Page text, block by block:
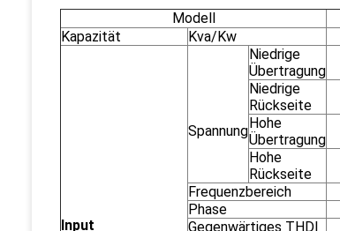
Modell
Kapazität
Kva/Kw
Input
Spannung
Niedrige
Übertragung
Niedrige
Rückseite
Hohe
Übertragung
Hohe
Rückseite
Frequenzbereich
Phase
Gegenwärtiges THDI